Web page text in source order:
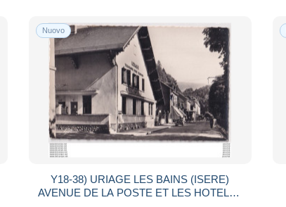
Nuovo
Y18-38) URIAGE LES BAINS (ISERE)
AVENUE DE LA POSTE ET LES HOTELS -